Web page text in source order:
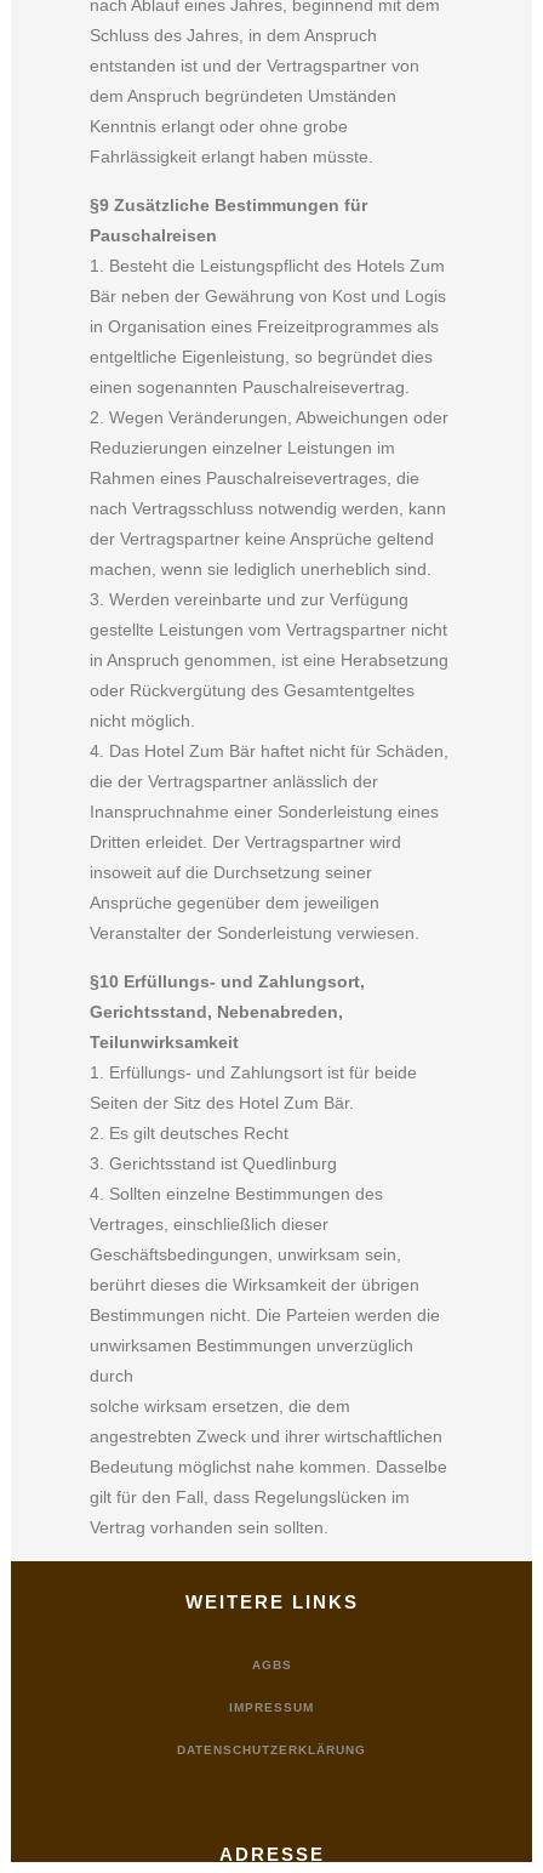
nach Ablauf eines Jahres, beginnend mit dem
Schluss des Jahres, in dem Anspruch
entstanden ist und der Vertragspartner von
dem Anspruch begründeten Umständen
Kenntnis erlangt oder ohne grobe
Fahrlässigkeit erlangt haben müsste.
§9 Zusätzliche Bestimmungen für
Pauschalreisen
1. Besteht die Leistungspflicht des Hotels Zum
Bär neben der Gewährung von Kost und Logis
in Organisation eines Freizeitprogrammes als
entgeltliche Eigenleistung, so begründet dies
einen sogenannten Pauschalreisevertrag.
2. Wegen Veränderungen, Abweichungen oder
Reduzierungen einzelner Leistungen im
Rahmen eines Pauschalreisevertrages, die
nach Vertragsschluss notwendig werden, kann
der Vertragspartner keine Ansprüche geltend
machen, wenn sie lediglich unerheblich sind.
3. Werden vereinbarte und zur Verfügung
gestellte Leistungen vom Vertragspartner nicht
in Anspruch genommen, ist eine Herabsetzung
oder Rückvergütung des Gesamtentgeltes
nicht möglich.
4. Das Hotel Zum Bär haftet nicht für Schäden,
die der Vertragspartner anlässlich der
Inanspruchnahme einer Sonderleistung eines
Dritten erleidet. Der Vertragspartner wird
insoweit auf die Durchsetzung seiner
Ansprüche gegenüber dem jeweiligen
Veranstalter der Sonderleistung verwiesen.
§10 Erfüllungs- und Zahlungsort,
Gerichtsstand, Nebenabreden,
Teilunwirksamkeit
1. Erfüllungs- und Zahlungsort ist für beide
Seiten der Sitz des Hotel Zum Bär.
2. Es gilt deutsches Recht
3. Gerichtsstand ist Quedlinburg
4. Sollten einzelne Bestimmungen des
Vertrages, einschließlich dieser
Geschäftsbedingungen, unwirksam sein,
berührt dieses die Wirksamkeit der übrigen
Bestimmungen nicht. Die Parteien werden die
unwirksamen Bestimmungen unverzüglich
durch
solche wirksam ersetzen, die dem
angestrebten Zweck und ihrer wirtschaftlichen
Bedeutung möglichst nahe kommen. Dasselbe
gilt für den Fall, dass Regelungslücken im
Vertrag vorhanden sein sollten.
WEITERE LINKS
AGBS
IMPRESSUM
DATENSCHUTZERKLÄRUNG
ADRESSE